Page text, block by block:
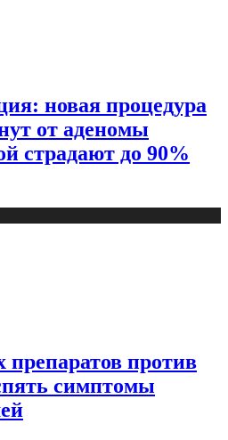
новая процедура
от аденомы
страдают до 90%
против
симптомы